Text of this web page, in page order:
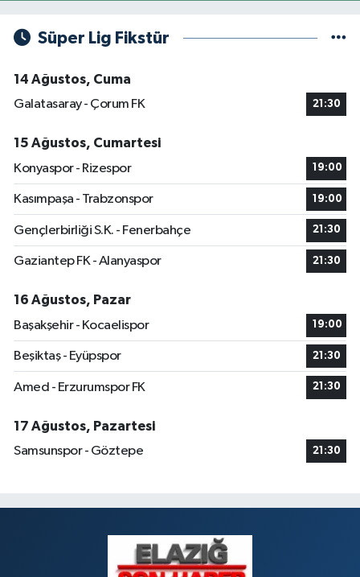
Süper Lig Fikstür
14 Ağustos, Cuma
Galatasaray - Çorum FK
21:30
15 Ağustos, Cumartesi
Konyaspor - Rizespor
19:00
Kasımpaşa - Trabzonspor 19:00
Gençlerbirliği S.K. - Fenerbahçe 21:30
Gaziantep FK - Alanyaspor 21:30
16 Ağustos, Pazar
Başakşehir - Kocaelispor
19:00
Beşiktaş - Eyüpspor 21:30
Amed - Erzurumspor FK 21:30
17 Ağustos, Pazartesi
Samsunspor - Göztepe
21:30